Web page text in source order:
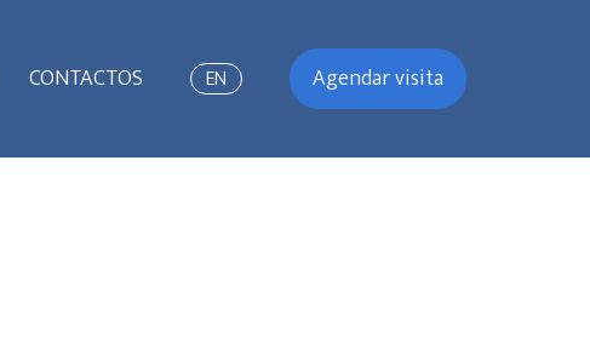
CONTACTOS EN Agendar visita